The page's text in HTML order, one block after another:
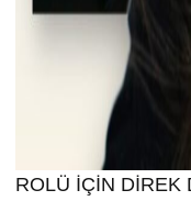
ROLÜ İÇİN DİREK